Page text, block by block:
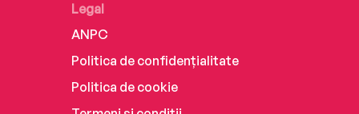
Legal
ANPC
Politica de confidențialitate
Politica de cookie